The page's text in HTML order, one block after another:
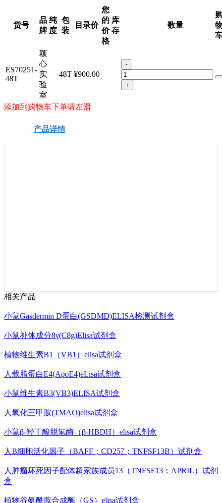
货号
品
牌
纯
度
包
装
目录价
您
的
价
格
库
存
数量
ES70251-
48T
颖
心
实
验
室
48T ¥900.00
-
+
添加到购物车下单请左滑
产品详情
相关产品
小鼠Gasdermin D蛋白(GSDMD)ELISA检测试剂盒
小鼠补体成分8γ(C8g)Elisa试剂盒
植物维生素B1（VB1）elisa试剂盒
人载脂蛋白E4(ApoE4)eLisa试剂盒
小鼠维生素B3(VB3)ELISA试剂盒
人氧化三甲胺(TMAO)elisa试剂盒
小鼠β-羟丁酸脱氢酶（β-HBDH）elisa试剂盒
人B细胞活化因子（BAFF；CD257；TNFSF13B）试剂盒
人肿瘤坏死因子配体超家族成员13（TNFSF13；APRIL）试剂
盒
植物谷氨酰胺合成酶（GS）elisa试剂盒